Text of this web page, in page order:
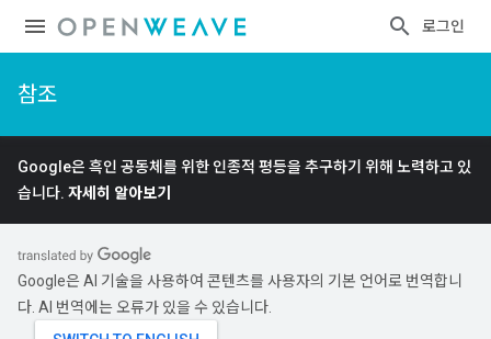
로그인
참조
Google은 흑인 공동체를 위한 인종적 평등을 추구하기 위해 노력하고 있
습니다. 자세히 알아보기
Google은 AI 기술을 사용하여 콘텐츠를 사용자의 기본 언어로 번역합니
다. AI 번역에는 오류가 있을 수 있습니다.